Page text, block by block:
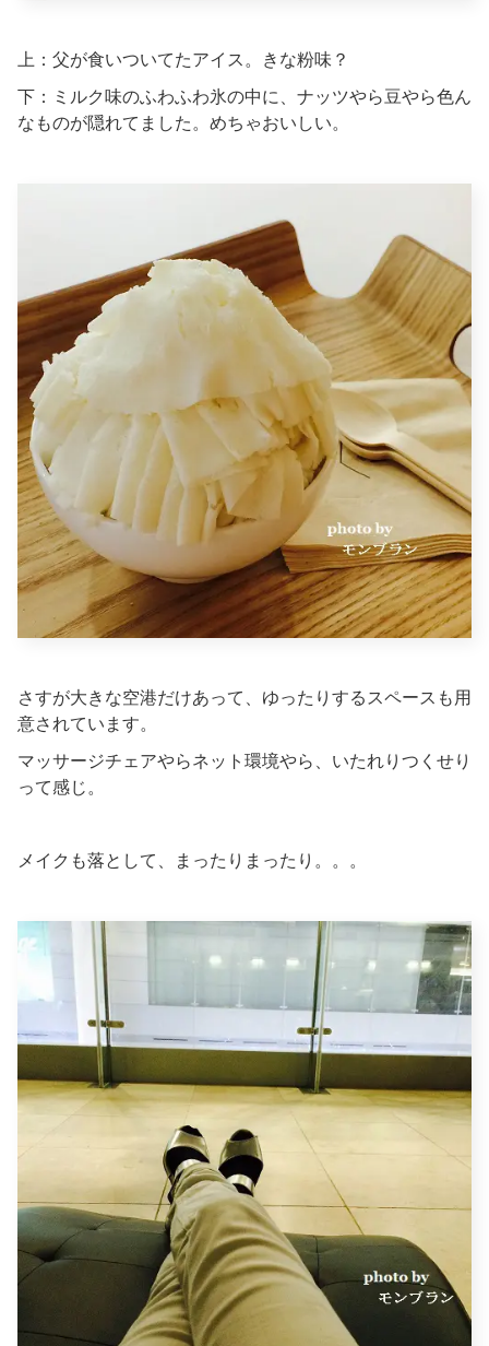
上：父が食いついてたアイス。きな粉味？
下：ミルク味のふわふわ氷の中に、ナッツやら豆やら色ん
なものが隠れてました。めちゃおいしい。
さすが大きな空港だけあって、ゆったりするスペースも用
意されています。
マッサージチェアやらネット環境やら、いたれりつくせり
って感じ。
メイクも落として、まったりまったり。。。